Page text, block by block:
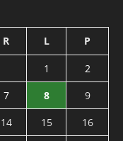
R L P
1
2
7 8
9
14 15
16